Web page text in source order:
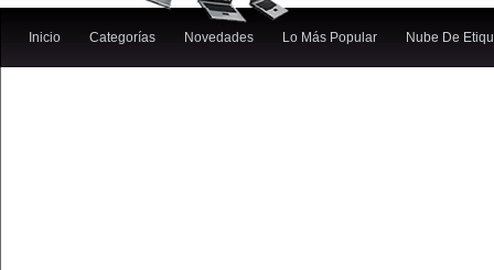
Inicio Categorías Novedades Lo Más Popular Nube De